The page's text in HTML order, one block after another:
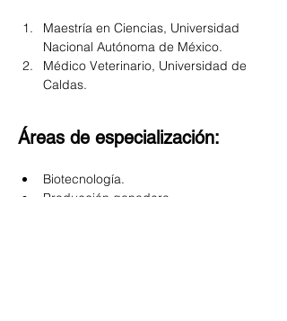
Maestría en Ciencias, Universidad
Nacional Autónoma de México.
Médico Veterinario, Universidad de
Caldas.
Áreas de especialización:
Biotecnología.
Producción ganadera.